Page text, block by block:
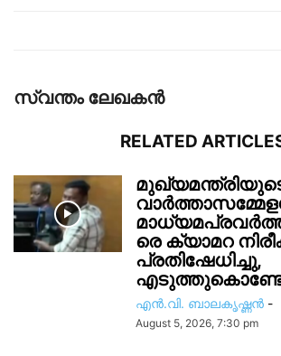
സ്വന്തം ലേഖകന്‍
RELATED
രെ ക്യാമറ
പ്രതിഷേധിച്ചു,
എൻ.വി. ബാലകൃഷ്ണൻ -
August 5, 2026, 7:30 pm